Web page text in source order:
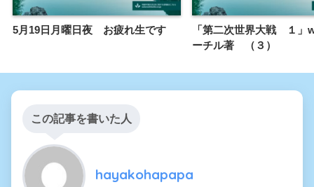
5月19日月曜日夜 お疲れ生です
「第二次世界大戦 １」
ーチル著 （３）
この記事を書いた人
hayakohapapa